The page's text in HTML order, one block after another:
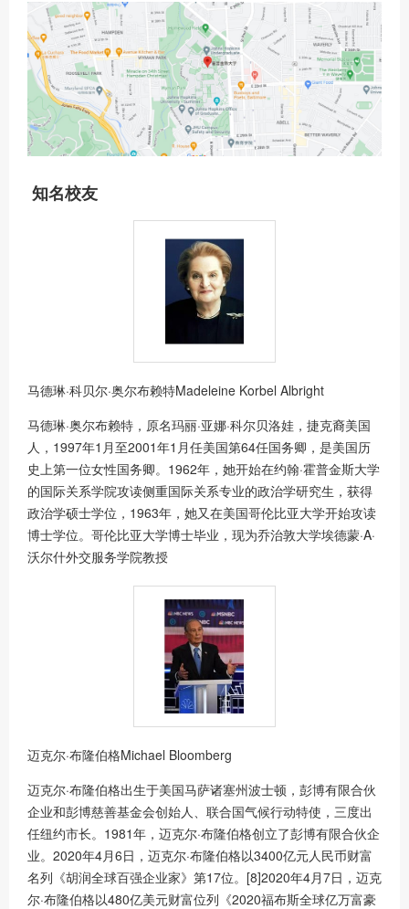
知名校友
马德琳·科贝尔·奥尔布赖特Madeleine Korbel Albright
马德琳·奥尔布赖特，原名玛丽·亚娜·科尔贝洛娃，捷克裔美国
人，1997年1月至2001年1月任美国第64任国务卿，是美国历
史上第一位女性国务卿。1962年，她开始在约翰·霍普金斯大学
的国际关系学院攻读侧重国际关系专业的政治学研究生，获得
政治学硕士学位，1963年，她又在美国哥伦比亚大学开始攻读
博士学位。哥伦比亚大学博士毕业，现为乔治敦大学埃德蒙·A·
沃尔什外交服务学院教授
迈克尔·布隆伯格Michael Bloomberg
迈克尔·布隆伯格出生于美国马萨诸塞州波士顿，彭博有限合伙
企业和彭博慈善基金会创始人、联合国气候行动特使，三度出
任纽约市长。1981年，迈克尔·布隆伯格创立了彭博有限合伙企
业。2020年4月6日，迈克尔·布隆伯格以3400亿元人民币财富
名列《胡润全球百强企业家》第17位。[8]2020年4月7日，迈克
尔·布隆伯格以480亿美元财富位列《2020福布斯全球亿万富豪